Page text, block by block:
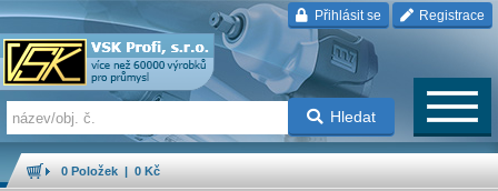
Přihlásit se Registrace
Hledat
0 Položek | 0 Kč